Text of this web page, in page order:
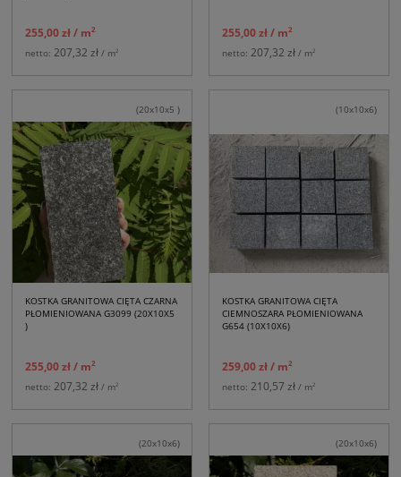
255,00 zł/ m2
netto: 207,32 zł / m2
255,00 zł/ m2
netto: 207,32 zł / m2
KOSTKA GRANITOWA CIĘTA CZARNA
PŁOMIENIOWANA G3099 (20X10X5
)
255,00 zł/ m2
netto: 207,32 zł / m2
(20x10x5 )
KOSTKA GRANITOWA CIĘTA
CIEMNOSZARA PŁOMIENIOWANA
G654 (10X10X6)
259,00 zł/ m2
netto: 210,57 zł / m2
(10x10x6)
(20x10x6) (20x10x6)